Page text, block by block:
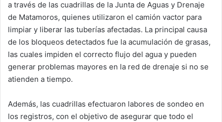
a través de las cuadrillas de la Junta de Aguas y Drenaje
de Matamoros, quienes utilizaron el camión vactor para
limpiar y liberar las tuberías afectadas. La principal causa
de los bloqueos detectados fue la acumulación de grasas,
las cuales impiden el correcto flujo del agua y pueden
generar problemas mayores en la red de drenaje si no se
atienden a tiempo.
Además, las cuadrillas efectuaron labores de sondeo en
los registros, con el objetivo de asegurar que todo el